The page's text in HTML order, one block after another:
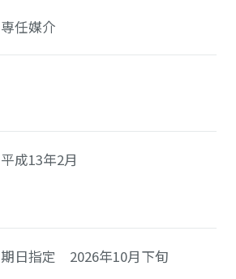
専任媒介
平成13年2月
期日指定 2026年10月下旬